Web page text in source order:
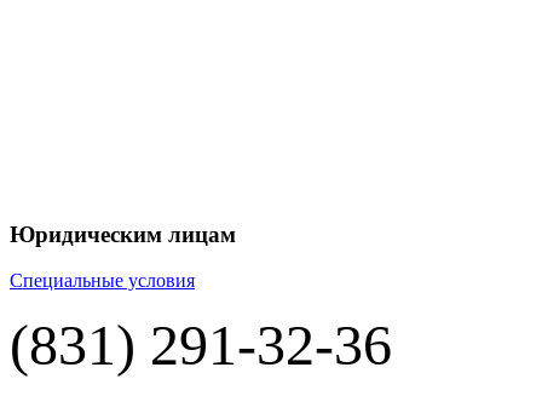
Юридическим лицам
Специальные условия
(831) 291-32-36